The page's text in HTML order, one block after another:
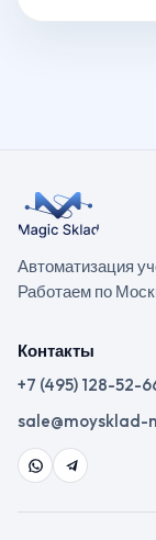
Автоматизация
Работаем по
Контакты
+7 (495) 128-52-
sale@moysklad-